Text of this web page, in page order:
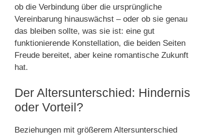
ob die Verbindung über die ursprüngliche
Vereinbarung hinauswächst – oder ob sie genau
das bleiben sollte, was sie ist: eine gut
funktionierende Konstellation, die beiden Seiten
Freude bereitet, aber keine romantische Zukunft
hat.
Der Altersunterschied: Hindernis
oder Vorteil?
Beziehungen mit größerem Altersunterschied